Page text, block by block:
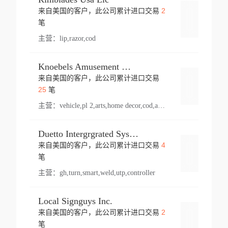
来自美国的客户，此公司累计进口交易 2
笔
主营： lip,razor,cod
Knoebels Amusement Resort
来自美国的客户，此公司累计进口交易
25笔
主营： vehicle,pl 2,arts,home decor,cod,amusement ride,sea
Duetto Intergrgrated Systems Inc.
来自美国的客户，此公司累计进口交易 4
笔
主营： gh,turn,smart,weld,utp,controller
Local Signguys Inc.
来自美国的客户，此公司累计进口交易 2
笔